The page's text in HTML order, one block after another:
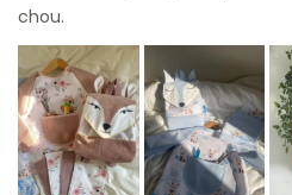
chou.